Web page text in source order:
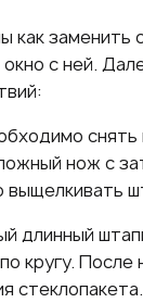
как заменить
окно с ней.
снять
нож с
длинный
кругу.
стеклопакета.